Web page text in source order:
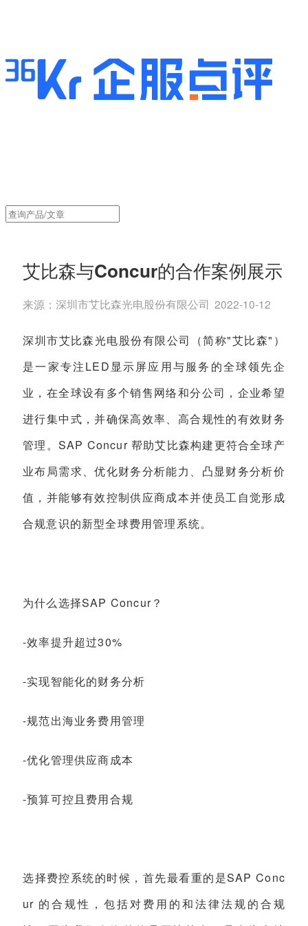
艾比森与Concur的合作案例展示
来源：深圳市艾比森光电股份有限公司 2022-10-12
深圳市艾比森光电股份有限公司（简称"艾比森"）
是一家专注LED显示屏应用与服务的全球领先企
业，在全球设有多个销售网络和分公司，企业希望
进行集中式，并确保高效率、高合规性的有效财务
管理。SAP Concur 帮助艾比森构建更符合全球产
业布局需求、优化财务分析能力、凸显财务分析价
值，并能够有效控制供应商成本并使员工自觉形成
合规意识的新型全球费用管理系统。
为什么选择SAP Concur？
-效率提升超过30%
-实现智能化的财务分析
-规范出海业务费用管理
-优化管理供应商成本
-预算可控且费用合规
选择费控系统的时候，首先最看重的是SAP Conc
ur 的合规性，包括对费用的和法律法规的合规